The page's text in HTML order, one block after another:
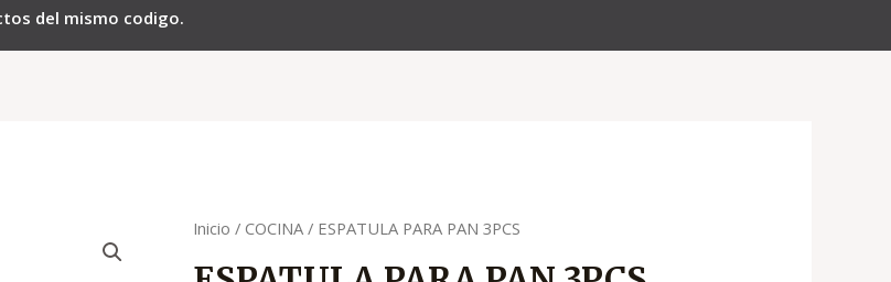
del mismo codigo.
Inicio / COCINA / ESPATULA PARA PAN 3PCS
El El
Quantity